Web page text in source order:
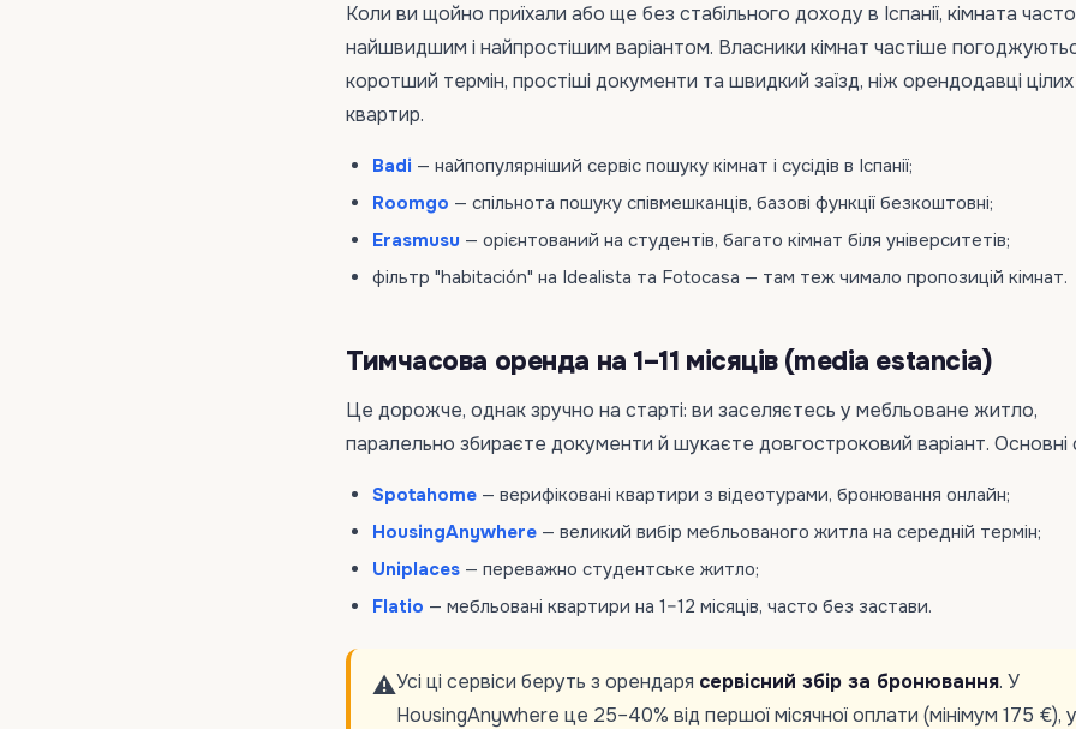
Коли ви щойно приїхали або ще без стабільного доходу в Іспанії, кімната
найшвидшим і найпростішим варіантом. Власники кімнат частіше
коротший термін, простіші документи та швидкий заїзд, ніж орендодавці цілих
квартир.
Badi — найпопулярніший сервіс пошуку кімнат і сусідів в Іспанії;
Roomgo — спільнота пошуку співмешканців, базові функції безкоштовні;
Erasmusu — орієнтований на студентів, багато кімнат біля університетів;
фільтр "habitación" на Idealista та Fotocasa — там теж чимало пропозицій кімнат.
Тимчасова оренда на 1–11 місяців (media estancia)
Це дорожче, однак зручно на старті: ви заселяєтесь у мебльоване житло,
паралельно збираєте документи й шукаєте довгостроковий варіант. Основні
Spotahome — верифіковані квартири з відеотурами, бронювання онлайн;
HousingAnywhere — великий вибір мебльованого житла на середній термін;
Uniplaces — переважно студентське житло;
Flatio — мебльовані квартири на 1–12 місяців, часто без застави.
⚠️Усі ці сервіси беруть з орендаря сервісний збір за бронювання. У
HousingAnywhere це 25–40% від першої місячної оплати (мінімум 175 €), у